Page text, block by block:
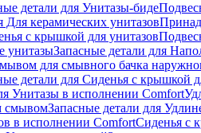
детали для Унитазы-биде
Для керамических унитазов
с крышкой для унитазов
унитазыЗапасные детали для
для смывного бачка
детали для Сиденья с крышкой
Унитазы в исполнении Comfort
смывомЗапасные детали для
в исполнении ComfortСиденья с